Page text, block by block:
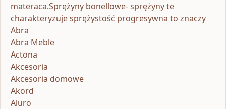
materaca.Sprężyny bonellowe- sprężyny te
charakteryzuje sprężystość progresywna to znaczy
Abra
Abra Meble
Actona
Akcesoria
Akcesoria domowe
Akord
Aluro